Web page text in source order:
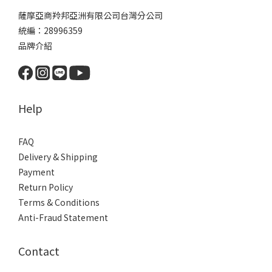
薩摩亞商羚邦亞洲有限公司台灣分公司
統編：28996359
品牌介紹
Help
FAQ
Delivery & Shipping
Payment
Return Policy
Terms & Conditions
Anti-Fraud Statement
Contact